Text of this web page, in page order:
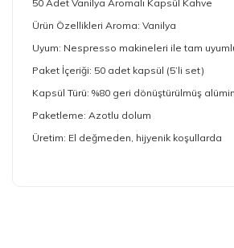
50 Adet Vanilya Aromalı Kapsül Kahve
Ürün Özellikleri Aroma: Vanilya
Uyum: Nespresso makineleri ile tam
Paket İçeriği: 50 adet kapsül (5’li set)
Kapsül Türü: %80 geri dönüştürülmüş
Paketleme: Azotlu dolum
Üretim: El değmeden, hijyenik koşullarda